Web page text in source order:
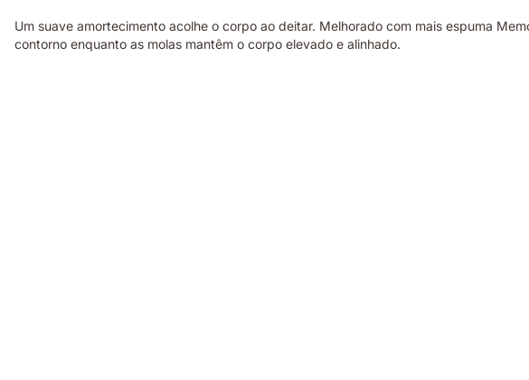
Um suave amortecimento acolhe o corpo ao deitar. Melhorado com mais espuma
contorno enquanto as molas mantêm o corpo elevado e alinhado.